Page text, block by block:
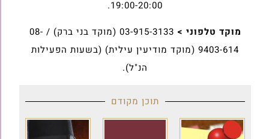
19:00-20:00.
מוקד טלפוני >
03-915-3133 (מוקד בני ברק) / 08-
9403-614 (מוקד מודיעין עילית) (בשעות הפעילות
הנ"ל).
תוכן מקודם